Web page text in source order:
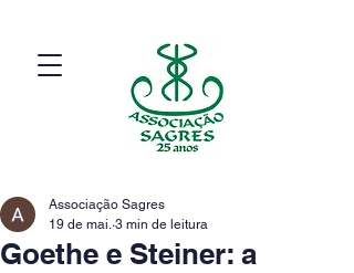
Goethe e Steiner: a
Associação Sagres
19 de mai. 3 min de leitura